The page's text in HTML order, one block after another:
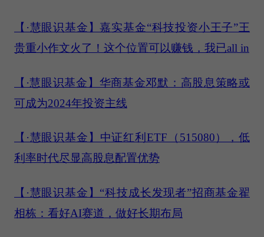
【·慧眼识基金】嘉实基金“科技投资小王子”王
贵重小作文火了！这个位置可以赚钱，我已all in
【·慧眼识基金】华商基金邓默：高股息策略或
可成为2024年投资主线
【·慧眼识基金】中证红利ETF（515080），低
利率时代尽显高股息配置优势
【·慧眼识基金】“科技成长发现者”招商基金翟
相栋：看好AI赛道，做好长期布局